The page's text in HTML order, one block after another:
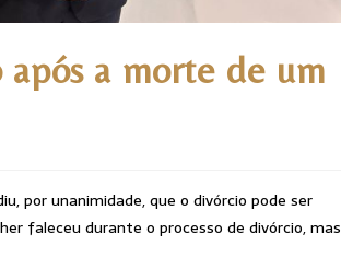
a morte de um
por unanimidade, que o divórcio pode ser
faleceu durante o processo de divórcio, mas